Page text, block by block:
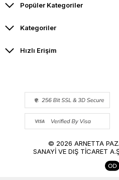
Popüler Kategoriler
Kategoriler
Hızlı Erişim
© 2026 ARNETTA
SANAYİ VE DIŞ TİCARET